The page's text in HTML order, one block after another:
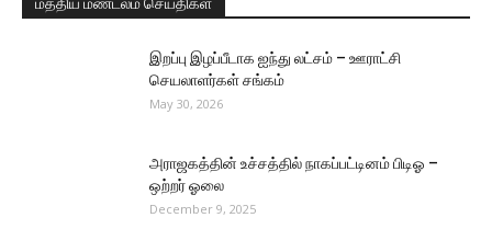
மத்திய மண்டலம் செய்திகள்
இறப்பு இழப்பீடாக ஐந்து லட்சம் – ஊராட்சி
செயலாளர்கள் சங்கம்
May 30, 2026
அராஜகத்தின் உச்சத்தில் நாகப்பட்டினம் பிடிஓ –
ஒற்றர் ஓலை
December 9, 2025